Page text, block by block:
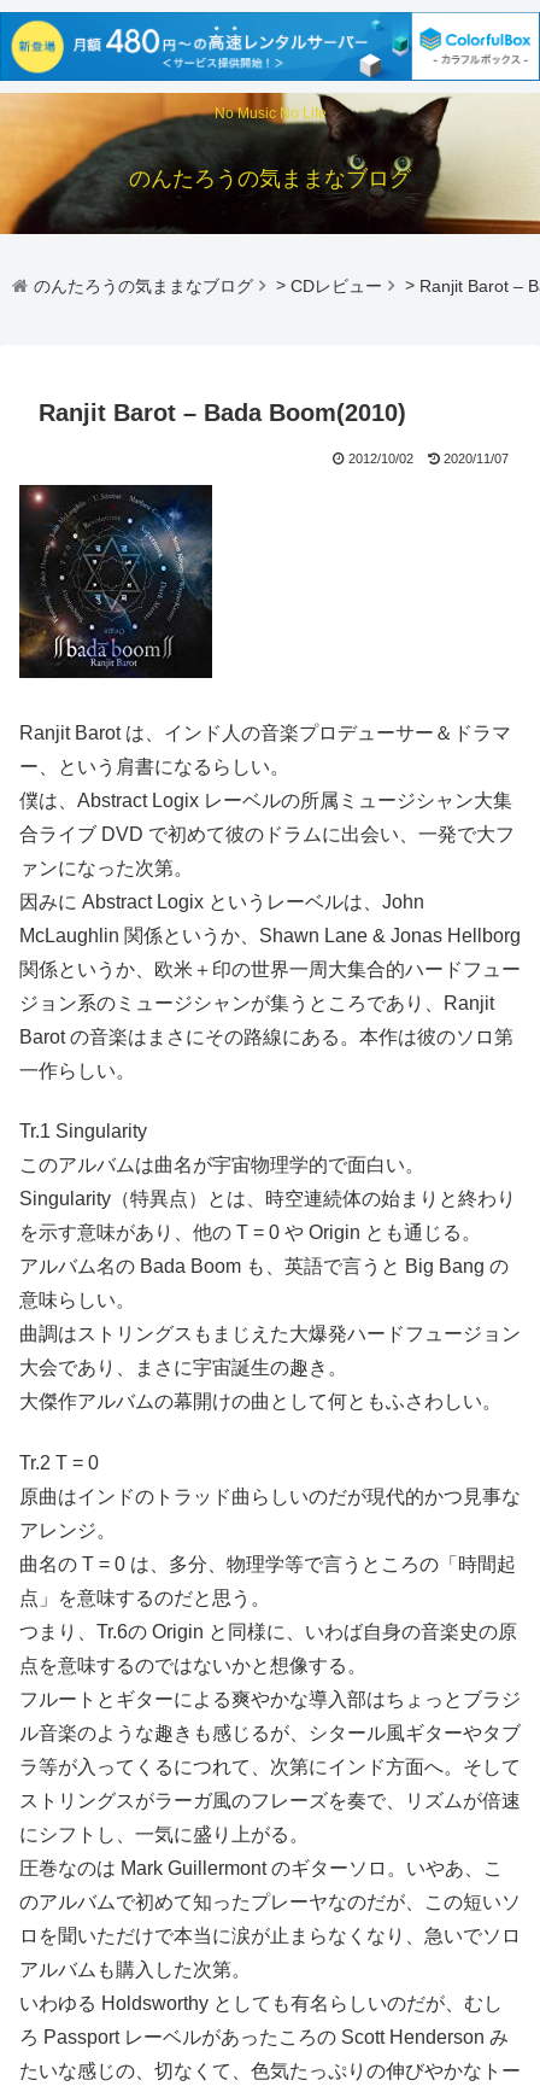
No Music No Life
のんたろうの気ままなブログ
のんたろうの気ままなブログ > CDレビュー > Ranjit Barot –
Ranjit Barot – Bada Boom(2010)
2012/10/02 2020/11/07
Ranjit Barot は、インド人の音楽プロデューサー＆ドラマ
ー、という肩書になるらしい。
僕は、Abstract Logix レーベルの所属ミュージシャン大集
合ライブ DVD で初めて彼のドラムに出会い、一発で大フ
ァンになった次第。
因みに Abstract Logix というレーベルは、John
McLaughlin 関係というか、Shawn Lane & Jonas Hellborg
関係というか、欧米＋印の世界一周大集合的ハードフュー
ジョン系のミュージシャンが集うところであり、Ranjit
Barot の音楽はまさにその路線にある。本作は彼のソロ第
一作らしい。
Tr.1 Singularity
このアルバムは曲名が宇宙物理学的で面白い。
Singularity（特異点）とは、時空連続体の始まりと終わり
を示す意味があり、他の T = 0 や Origin とも通じる。
アルバム名の Bada Boom も、英語で言うと Big Bang の
意味らしい。
曲調はストリングスもまじえた大爆発ハードフュージョン
大会であり、まさに宇宙誕生の趣き。
大傑作アルバムの幕開けの曲として何ともふさわしい。
Tr.2 T = 0
原曲はインドのトラッド曲らしいのだが現代的かつ見事な
アレンジ。
曲名の T = 0 は、多分、物理学等で言うところの「時間起
点」を意味するのだと思う。
つまり、Tr.6の Origin と同様に、いわば自身の音楽史の原
点を意味するのではないかと想像する。
フルートとギターによる爽やかな導入部はちょっとブラジ
ル音楽のような趣きも感じるが、シタール風ギターやタブ
ラ等が入ってくるにつれて、次第にインド方面へ。そして
ストリングスがラーガ風のフレーズを奏で、リズムが倍速
にシフトし、一気に盛り上がる。
圧巻なのは Mark Guillermont のギターソロ。いやあ、こ
のアルバムで初めて知ったプレーヤなのだが、この短いソ
ロを聞いただけで本当に涙が止まらなくなり、急いでソロ
アルバムも購入した次第。
いわゆる Holdsworthy としても有名らしいのだが、むし
ろ Passport レーベルがあったころの Scott Henderson み
たいな感じの、切なくて、色気たっぷりの伸びやかなトー